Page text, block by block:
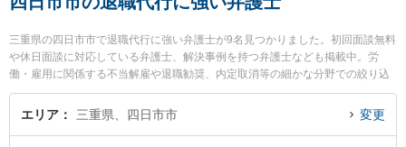
三重県の四日市市で退職代行に強い弁護士が9名見つかりました。初回面談無料
や休日面談に対応している弁護士、解決事例を持つ弁護士なども掲載中。労
働・雇用に関係する不当解雇や退職勧奨、内定取消等の細かな分野での絞り込
み検索もでき便利です。特にベリーベスト法律事務所 四日市オフィスの姜 成真
弁護士やレジリエンス法律事務所の加藤 勇弁護士、杉岡法律事務所の杉岡 弘章
エリア 三重県、四日市市 変更